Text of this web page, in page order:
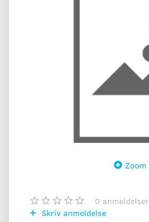
Zoom
0 anmeldelser
Skriv anmeldelse